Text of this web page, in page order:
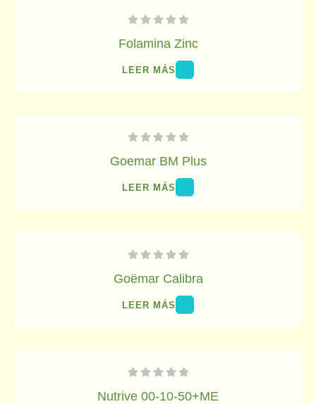
Folamina Zinc
LEER MÁS
Goemar BM Plus
LEER MÁS
Goëmar Calibra
LEER MÁS
Nutrive 00-10-50+ME